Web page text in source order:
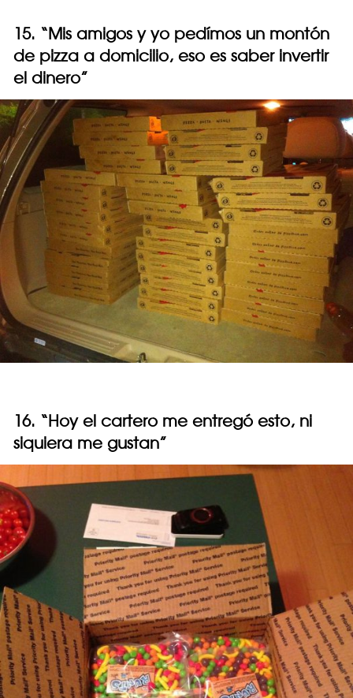
15. “Mis amigos y yo pedímos un montón
de pizza a domicilio, eso es saber invertir
el dinero”
16. “Hoy el cartero me entregó esto, ni
siquiera me gustan”